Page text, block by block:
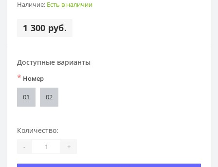
Наличие: Есть в наличии
1 300 руб.
Доступные варианты
* Номер
01 02
Количество:
- +